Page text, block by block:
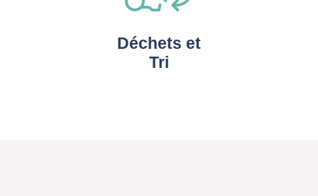
Déchets et
Tri